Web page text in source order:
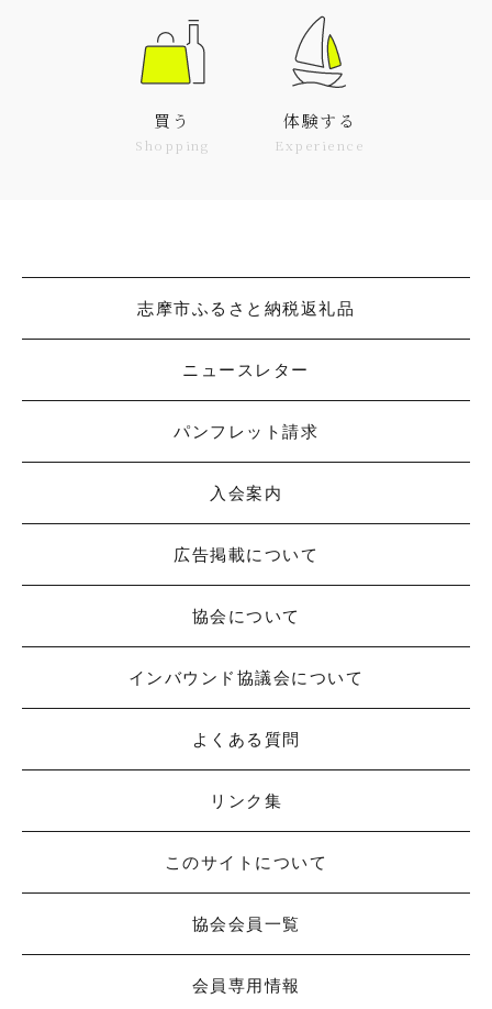
買う
Shopping
体験する
Experience
志摩市ふるさと納税返礼品
ニュースレター
パンフレット請求
入会案内
広告掲載について
協会について
インバウンド協議会について
よくある質問
リンク集
このサイトについて
協会会員一覧
会員専用情報